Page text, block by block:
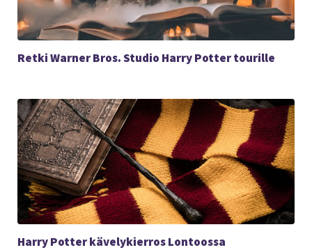
Retki Warner Bros. Studio Harry Potter tourille
Harry Potter kävelykierros Lontoossa